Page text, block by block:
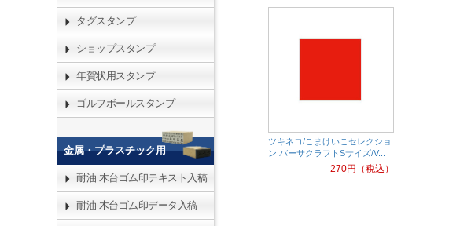
ツキネコ/こまけいこセレクショ
ン バーサクラフトSサイズ/V...
270円（税込）
タグスタンプ
ショップスタンプ
年賀状用スタンプ
ゴルフボールスタンプ
金属・プラスチック用
耐油 木台ゴム印テキスト入稿
耐油 木台ゴム印データ入稿